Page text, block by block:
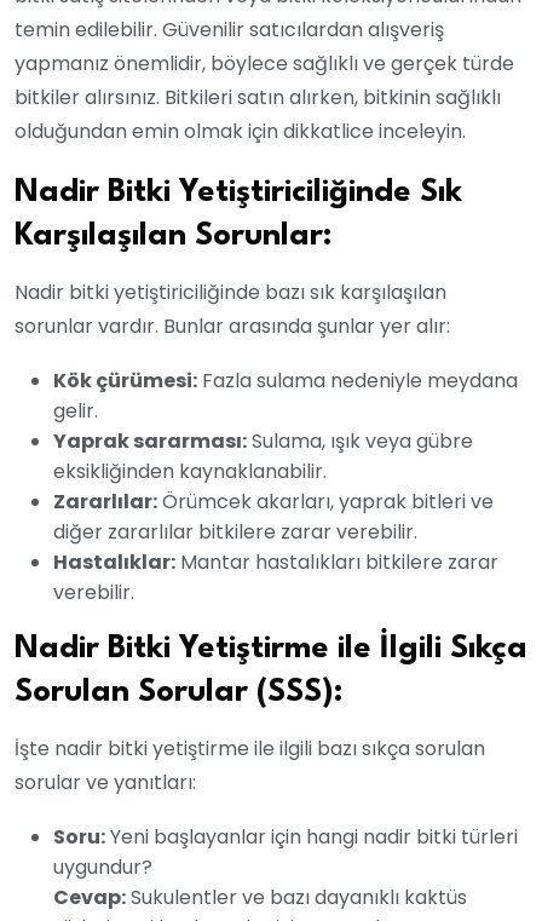
temin edilebilir. Güvenilir satıcılardan alışveriş
yapmanız önemlidir, böylece sağlıklı ve gerçek türde
bitkiler alırsınız. Bitkileri satın alırken, bitkinin sağlıklı
olduğundan emin olmak için dikkatlice inceleyin.
Nadir Bitki Yetiştiriciliğinde Sık
Karşılaşılan Sorunlar:
Nadir bitki yetiştiriciliğinde bazı sık karşılaşılan
sorunlar vardır. Bunlar arasında şunlar yer alır:
Kök çürümesi: Fazla sulama nedeniyle meydana
gelir.
Yaprak sararması:Sulama, ışık veya gübre
eksikliğinden kaynaklanabilir.
Zararlılar:Örümcek akarları, yaprak bitleri ve
diğer zararlılar bitkilere zarar verebilir.
Hastalıklar: Mantar hastalıkları bitkilere zarar
verebilir.
Nadir Bitki Yetiştirme ile İlgili Sıkça
Sorulan Sorular (SSS):
İşte nadir bitki yetiştirme ile ilgili bazı sıkça sorulan
sorular ve yanıtları:
Soru:Yeni başlayanlar için hangi nadir bitki türleri
uygundur?
Cevap:Sukulentler ve bazı dayanıklı kaktüs